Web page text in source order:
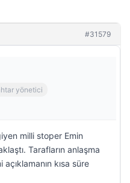
#31579
yönetici
milli stoper Emin
Tarafların anlaşma
kısa süre